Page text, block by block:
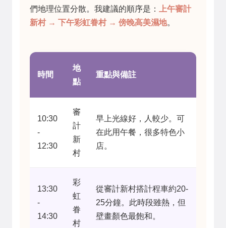
們地理位置分散。我建議的順序是：
上午審計
新村 → 下午彩虹眷村 → 傍晚高美濕地。
時間
地
點
重點與備註
10:30
-
12:30
審
計
新
村
早上光線好，人較少。可
在此用午餐，很多特色小
店。
13:30
-
14:30
彩
虹
眷
村
從審計新村搭計程車約20-
25分鐘。此時段雖熱，但
壁畫顏色最飽和。